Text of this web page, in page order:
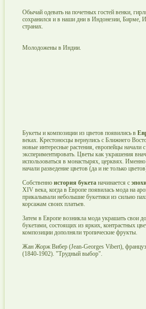
Обычай одевать на почетных гостей венки,
сохранился и в наши дни в Индонезии, Бирме,
странах.
Молодожены в Индии.
Букеты и композиции из цветов появились в
веках. Крестоносцы вернулись с Ближнего
новые интересные растения, европейцы начали
экспериментировать. Цветы как украшения
использоваться в монастырях, церквях.
начали разведение цветов (да и не только
Собственно история букетаначинается с
XIV века, когда в Европе появилась мода на
прикалывали небольшие букетики из сильно
корсажам своих платьев.
Затем в Европе возникла мода украшать свои
букетами, состоящих из ярких, контрастных
композиции дополняли тропические фрукты.
Жан Жорж Вибер (Jean-Georges Vibert),
(1840-1902). "Трудный выбор".